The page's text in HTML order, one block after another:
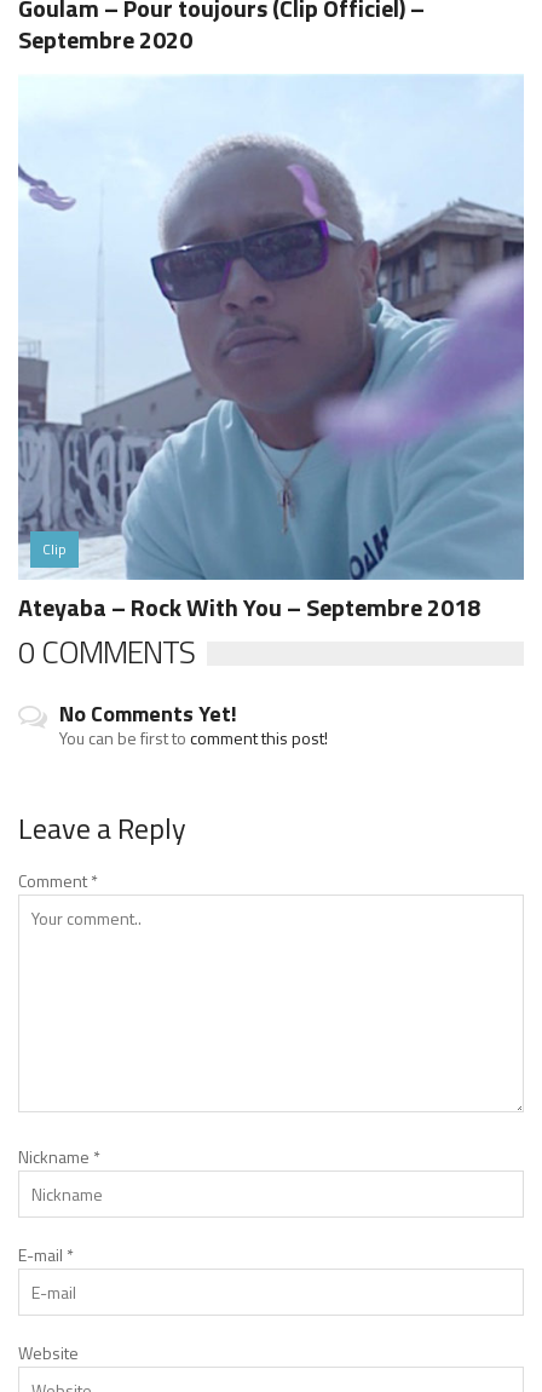
Goulam – Pour toujours (Clip Officiel) –
Septembre 2020
Clip
Ateyaba – Rock With You – Septembre 2018
0 COMMENTS
No Comments Yet!
You can be first tocomment this post!
Leave a Reply
Comment*
Nickname *
E-mail *
Website